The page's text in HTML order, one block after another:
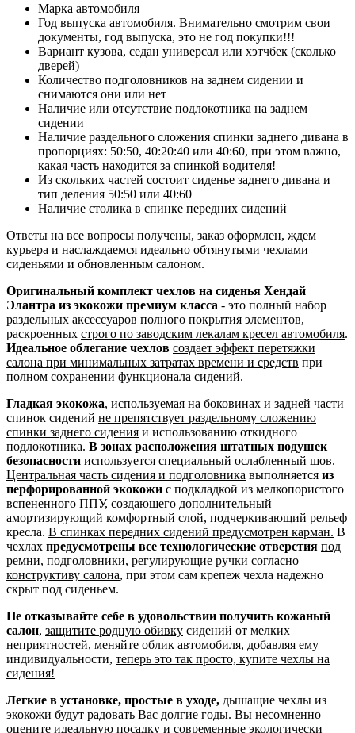
Марка автомобиля
Год выпуска автомобиля. Внимательно смотрим свои
документы, год выпуска, это не год покупки!!!
Вариант кузова, седан универсал или хэтчбек (сколько
дверей)
Количество подголовников на заднем сидении и
снимаются они или нет
Наличие или отсутствие подлокотника на заднем
сидении
Наличие раздельного сложения спинки заднего дивана в
пропорциях: 50:50, 40:20:40 или 40:60, при этом важно,
какая часть находится за спинкой водителя!
Из скольких частей состоит сиденье заднего дивана и
тип деления 50:50 или 40:60
Наличие столика в спинке передних сидений
Ответы на все вопросы получены, заказ оформлен, ждем
курьера и наслаждаемся идеально обтянутыми чехлами
сиденьями и обновленным салоном.
Оригинальный комплект чехлов на сиденья Хендай
Элантра из экокожи премиум класса - это полный набор
раздельных аксессуаров полного покрытия элементов,
раскроенных строго по заводским лекалам кресел автомобиля.
Идеальное облегание чехлов создает эффект перетяжки
салона при минимальных затратах времени и средств при
полном сохранении функционала сидений.
Гладкая экокожа, используемая на боковинах и задней части
спинок сидений не препятствует раздельному сложению
спинки заднего сидения и использованию откидного
подлокотника. В зонах расположения штатных подушек
безопасности используется специальный ослабленный шов.
Центральная часть сидения и подголовника выполняется из
перфорированной экокожи с подкладкой из мелкопористого
вспененного ППУ, создающего дополнительный
амортизирующий комфортный слой, подчеркивающий рельеф
кресла. В спинках передних сидений предусмотрен карман. В
чехлах предусмотрены все технологические отверстия под
ремни, подголовники, регулирующие ручки согласно
конструктиву салона, при этом сам крепеж чехла надежно
скрыт под сиденьем.
Не отказывайте себе в удовольствии получить кожаный
салон, защитите родную обивку сидений от мелких
неприятностей, меняйте облик автомобиля, добавляя ему
индивидуальности, теперь это так просто, купите чехлы на
сидения!
Легкие в установке, простые в уходе, дышащие чехлы из
экокожи будут радовать Вас долгие годы. Вы несомненно
оцените идеальную посадку и современные экологически